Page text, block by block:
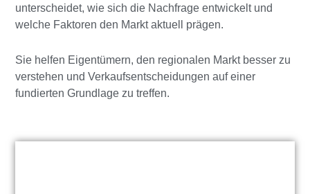
unterscheidet, wie sich die Nachfrage entwickelt und
welche Faktoren den Markt aktuell prägen.
Sie helfen Eigentümern, den regionalen Markt besser zu
verstehen und Verkaufsentscheidungen auf einer
fundierten Grundlage zu treffen.